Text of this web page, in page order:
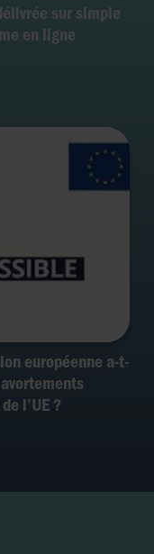
sur simple
en ligne
européenne a-t-
l’UE ?